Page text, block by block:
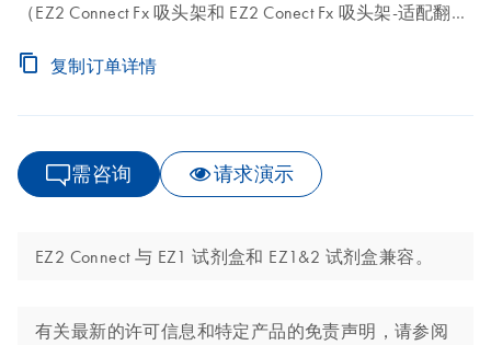
（EZ2 Connect Fx 吸头架和 EZ2 Conect Fx 吸头架-适配翻盖
人工维保。
复制订单详情
需咨询 请求演示
EZ2 Connect 与 EZ1 试剂盒和 EZ1&2 试剂盒兼容。
有关最新的许可信息和特定产品的免责声明，请参阅